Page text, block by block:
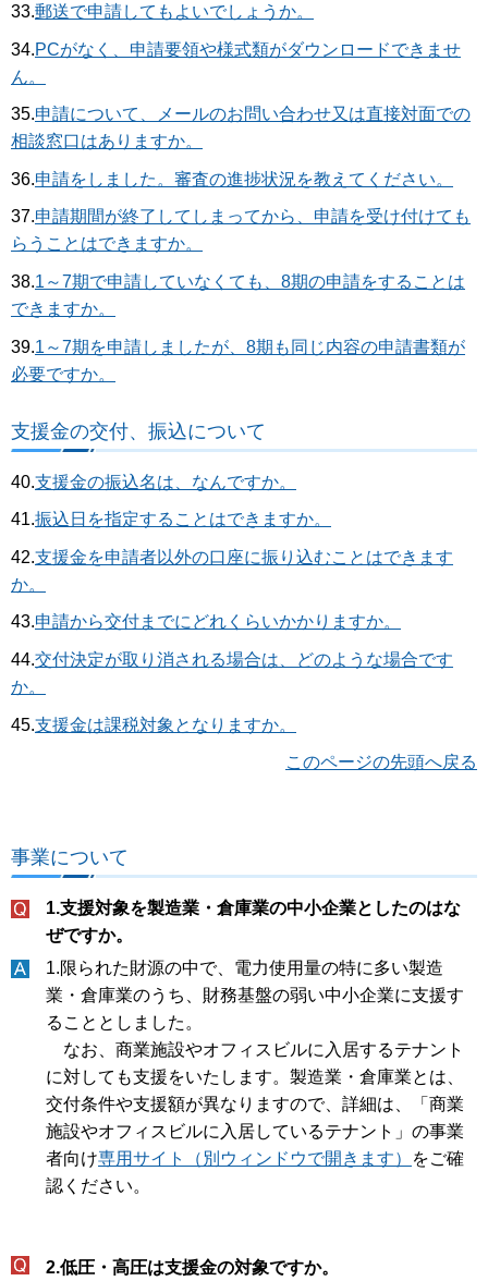
33.郵送で申請してもよいでしょうか。
34.PCがなく、申請要領や様式類がダウンロードできませ
ん。
35.申請について、メールのお問い合わせ又は直接対面での
相談窓口はありますか。
36.申請をしました。審査の進捗状況を教えてください。
37.申請期間が終了してしまってから、申請を受け付けても
らうことはできますか。
38.1～7期で申請していなくても、8期の申請をすることは
できますか。
39.1～7期を申請しましたが、8期も同じ内容の申請書類が
必要ですか。
支援金の交付、振込について
40.支援金の振込名は、なんですか。
41.振込日を指定することはできますか。
42.支援金を申請者以外の口座に振り込むことはできます
か。
43.申請から交付までにどれくらいかかりますか。
44.交付決定が取り消される場合は、どのような場合です
か。
45.支援金は課税対象となりますか。
このページの先頭へ戻る
事業について
1.支援対象を製造業・倉庫業の中小企業としたのはな
ぜですか。
1.限られた財源の中で、電力使用量の特に多い製造
業・倉庫業のうち、財務基盤の弱い中小企業に支援す
ることとしました。
なお、商業施設やオフィスビルに入居するテナント
に対しても支援をいたします。製造業・倉庫業とは、
交付条件や支援額が異なりますので、詳細は、「商業
施設やオフィスビルに入居しているテナント」の事業
者向け専用サイト（別ウィンドウで開きます）
をご確
認ください。
2.低圧・高圧は支援金の対象ですか。